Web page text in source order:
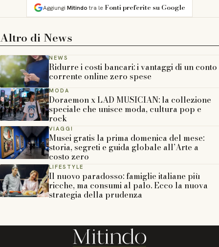
Aggiungi Mitindotra le Fonti preferite su Google
Altro di News
NEWS
Ridurre i costi bancari: i vantaggi di un conto
corrente online zero spese
MODA
Doraemon x LAD MUSICIAN: la collezione
speciale che unisce moda, cultura pop e
rock
VIAGGI
Musei gratis la prima domenica del mese:
storia, segreti e guida globale all’Arte a
costo zero
LIFESTYLE
Il nuovo paradosso: famiglie italiane più
ricche, ma consumi al palo. Ecco la nuova
strategia della prudenza